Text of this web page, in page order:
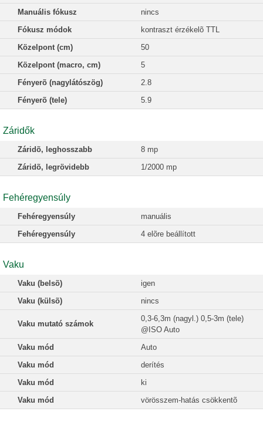
Manuális fókusz
nincs
Fókusz módok
kontraszt érzékelõ TTL
Közelpont (cm)
50
Közelpont (macro, cm)
5
Fényerõ (nagylátószög)
2.8
Fényerõ (tele)
5.9
Záridők
Záridõ, leghosszabb
8 mp
Záridõ, legrövidebb
1/2000 mp
Fehéregyensúly
Fehéregyensúly
manuális
Fehéregyensúly
4 elõre beállított
Vaku
Vaku (belsõ)
igen
Vaku (külsõ)
nincs
Vaku mutató számok
0,3-6,3m (nagyl.) 0,5-3m (tele)
@ISO Auto
Vaku mód
Auto
Vaku mód
derítés
Vaku mód
ki
Vaku mód
vörösszem-hatás csökkentõ